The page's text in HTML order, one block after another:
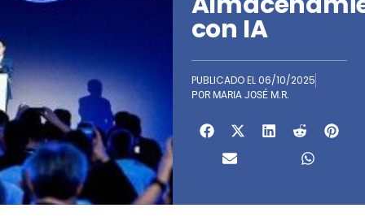
con IA
PUBLICADO EL 06/10/2025
POR MARIA JOSÉ M.R.